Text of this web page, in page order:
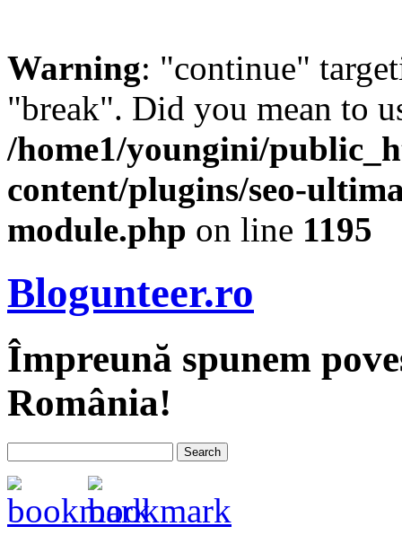
Warning: "continue"
"break". Did you mean to
/home1/youngini/
content/plugins/seo-
module.php on line 1195
Blogunteer.ro
Împreună spunem
România!